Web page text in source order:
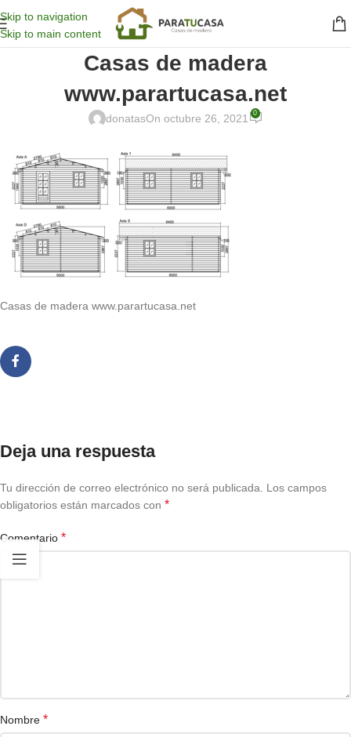
Skip to navigation
Skip to main content
Casas de madera
www.parartucasa.net
donatasOn octubre 26, 2021 0
Casas de madera www.parartucasa.net
Deja una respuesta
Tu dirección de correo electrónico no será publicada.
Los campos
obligatorios están marcados con *
Comentario *
Nombre *